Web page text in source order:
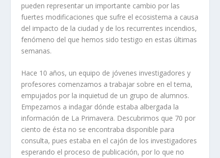
pueden representar un importante cambio por las
fuertes modificaciones que sufre el ecosistema a causa
del impacto de la ciudad y de los recurrentes incendios,
fenómeno del que hemos sido testigo en estas últimas
semanas.
Hace 10 años, un equipo de jóvenes investigadores y
profesores comenzamos a trabajar sobre en el tema,
empujados por la inquietud de un grupo de alumnos.
Empezamos a indagar dónde estaba albergada la
información de La Primavera. Descubrimos que 70 por
ciento de ésta no se encontraba disponible para
consulta, pues estaba en el cajón de los investigadores
esperando el proceso de publicación, por lo que no